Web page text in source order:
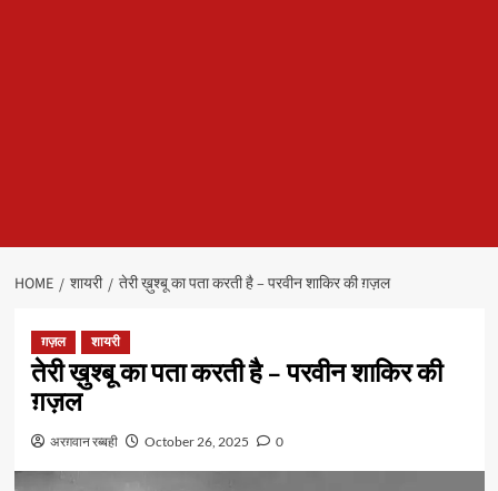
HOME शायरी तेरी ख़ुश्बू का पता करती है – परवीन शाकिर की ग़ज़ल
ग़ज़ल शायरी
तेरी ख़ुश्बू का पता करती है – परवीन शाकिर की
ग़ज़ल
अरग़वान रब्बही October 26, 2025 0